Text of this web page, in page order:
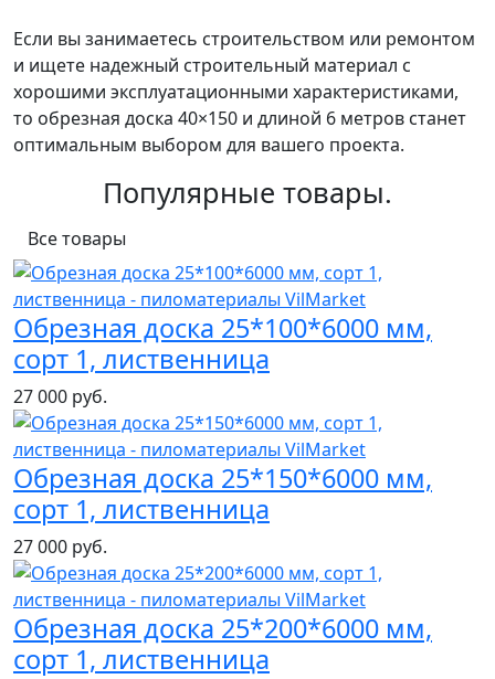
Если вы занимаетесь строительством или ремонтом
и ищете надежный строительный материал с
хорошими эксплуатационными характеристиками,
то обрезная доска 40×150 и длиной 6 метров станет
оптимальным выбором для вашего проекта.
Популярные товары.
Все товары
Обрезная доска 25*100*6000 мм,
сорт 1, лиственница
27 000 руб.
Обрезная доска 25*150*6000 мм,
сорт 1, лиственница
27 000 руб.
Обрезная доска 25*200*6000 мм,
сорт 1, лиственница